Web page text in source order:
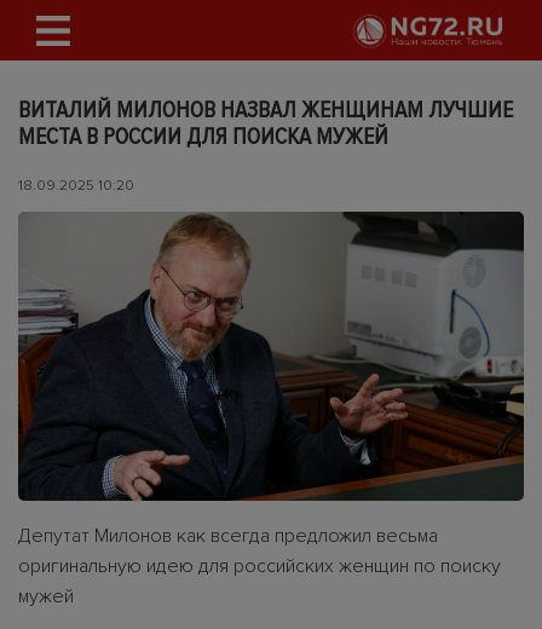
ВИТАЛИЙ МИЛОНОВ НАЗВАЛ ЖЕНЩИНАМ ЛУЧШИЕ
МЕСТА В РОССИИ ДЛЯ ПОИСКА МУЖЕЙ
18.09.2025 10:20
Депутат Милонов как всегда предложил весьма
оригинальную идею для российских женщин по поиску
мужей